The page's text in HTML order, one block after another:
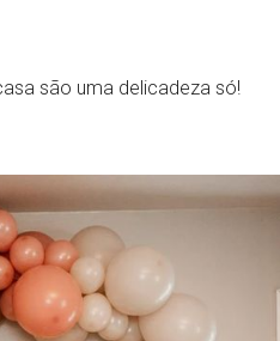
são uma delicadeza só!